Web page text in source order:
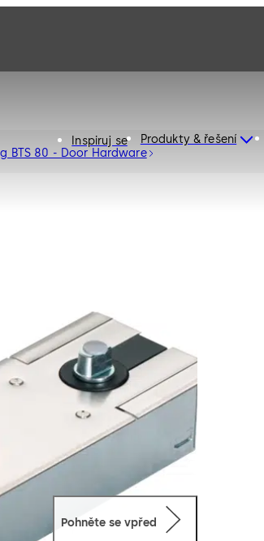
Inspiruj se Produkty & řešení
BTS 80 - Door Hardware
Pohněte se vpřed